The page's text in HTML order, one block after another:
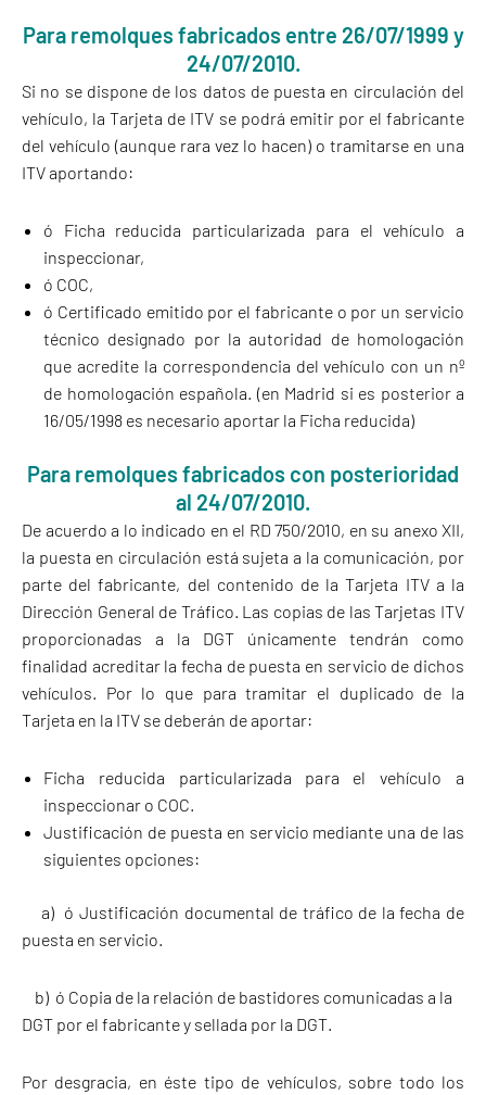
Para remolques fabricados entre 26/07/1999 y
24/07/2010.
Si no se dispone de los datos de puesta en circulación del
vehículo, la Tarjeta de ITV se podrá emitir por el fabricante
del vehículo (aunque rara vez lo hacen) o tramitarse en una
ITV aportando:
ó Ficha reducida particularizada para el vehículo a
inspeccionar,
ó COC,
ó Certificado emitido por el fabricante o por un servicio
técnico designado por la autoridad de homologación
que acredite la correspondencia del vehículo con un nº
de homologación española. (en Madrid si es posterior a
16/05/1998 es necesario aportar la Ficha reducida)
Para remolques fabricados con posterioridad
al 24/07/2010.
De acuerdo a lo indicado en el RD 750/2010, en su anexo XII,
la puesta en circulación está sujeta a la comunicación, por
parte del fabricante, del contenido de la Tarjeta ITV a la
Dirección General de Tráfico. Las copias de las Tarjetas ITV
proporcionadas a la DGT únicamente tendrán como
finalidad acreditar la fecha de puesta en servicio de dichos
vehículos. Por lo que para tramitar el duplicado de la
Tarjeta en la ITV se deberán de aportar:
Ficha reducida particularizada para el vehículo a
inspeccionar o COC.
Justificación de puesta en servicio mediante una de las
siguientes opciones:
a) ó Justificación documental de tráfico de la fecha de
puesta en servicio.
b) ó Copia de la relación de bastidores comunicadas a la
DGT por el fabricante y sellada por la DGT.
Por desgracia, en éste tipo de vehículos, sobre todo los